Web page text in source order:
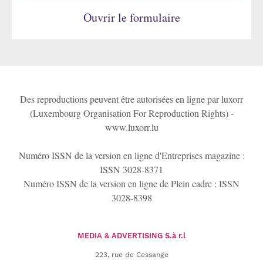
Ouvrir le formulaire
Des reproductions peuvent être autorisées en ligne par luxorr
(Luxembourg Organisation For Reproduction Rights) -
www.luxorr.lu
Numéro ISSN de la version en ligne d'Entreprises magazine :
ISSN 3028-8371
Numéro ISSN de la version en ligne de Plein cadre : ISSN
3028-8398
MEDIA & ADVERTISING S.à r.l
223, rue de Cessange